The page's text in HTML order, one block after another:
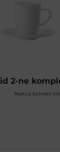
2-ne
Maksa kolmes